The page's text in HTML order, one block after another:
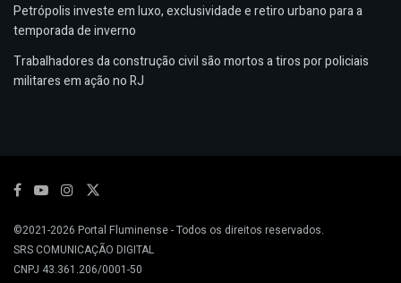
Petrópolis investe em luxo, exclusividade e retiro urbano para a
temporada de inverno
Trabalhadores da construção civil são mortos a tiros por policiais
militares em ação no RJ
©2021-2026 Portal Fluminense- Todos os direitos reservados.
SRS COMUNICAÇÃO DIGITAL
CNPJ 43.361.206/0001-50